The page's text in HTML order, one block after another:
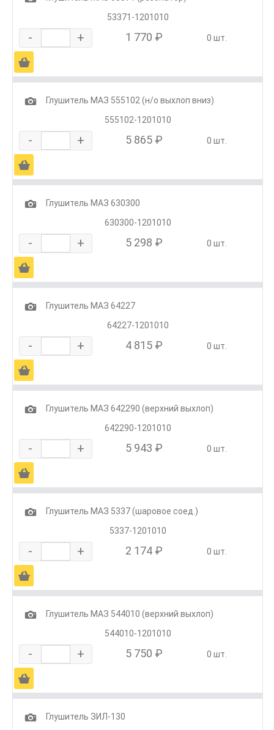
53371-1201010
- + 1 770 ₽ 0 шт.
Ä
1
Глушитель МАЗ 555102 (н/о выхлоп вниз)
555102-1201010
- + 5 865 ₽ 0 шт.
Ä
1
Глушитель МАЗ 630300
630300-1201010
- + 5 298 ₽ 0 шт.
Ä
1
Глушитель МАЗ 64227
64227-1201010
- + 4 815 ₽ 0 шт.
Ä
1
Глушитель МАЗ 642290 (верхний выхлоп)
642290-1201010
- + 5 943 ₽ 0 шт.
Ä
1
Глушитель МАЗ 5337 (шаровое соед.)
5337-1201010
- + 2 174 ₽ 0 шт.
Ä
1
Глушитель МАЗ 544010 (верхний выхлоп)
544010-1201010
- + 5 750 ₽ 0 шт.
Ä
1
Глушитель ЗИЛ-130